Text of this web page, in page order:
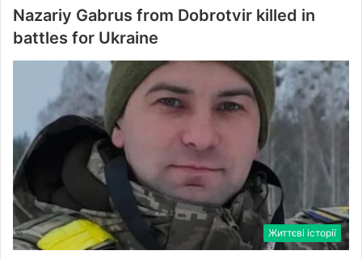
Nazariy Gabrus from Dobrotvir killed in
battles for Ukraine
Життєві історії